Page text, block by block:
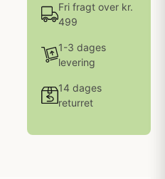
Fri fragt over kr.
499
1-3 dages
levering
14 dages
returret